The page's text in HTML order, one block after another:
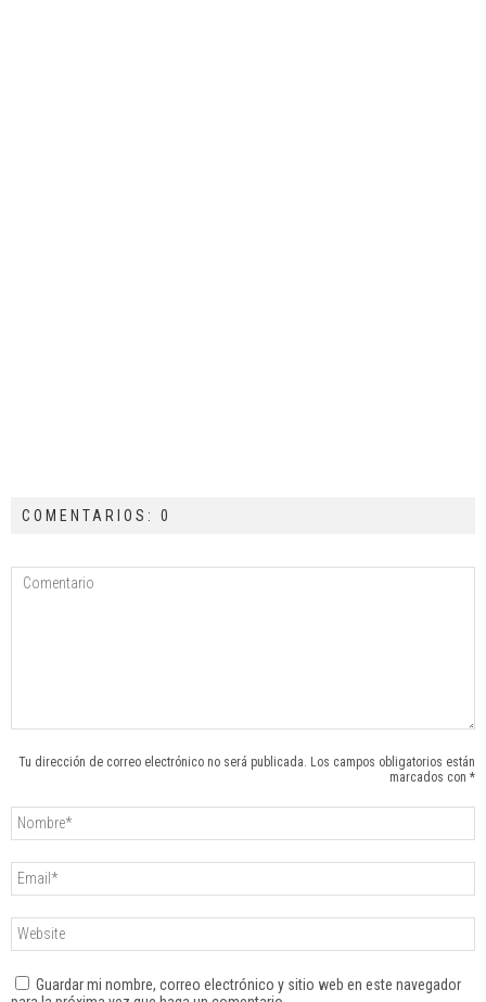
COMENTARIOS: 0
Tu dirección de correo electrónico no será publicada. Los campos obligatorios están
marcados con *
Guardar mi nombre, correo electrónico y sitio web en este navegador